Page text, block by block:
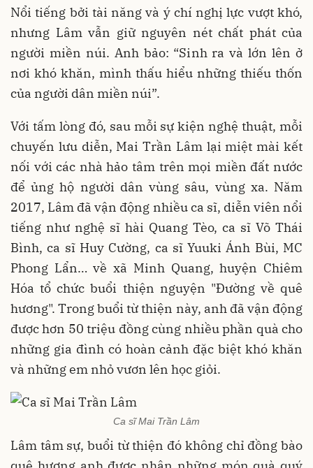
Nổi tiếng bởi tài năng và ý chí nghị lực vượt khó,
nhưng Lâm vẫn giữ nguyên nét chất phát của
người miền núi. Anh bảo: “Sinh ra và lớn lên ở
nơi khó khăn, mình thấu hiểu những thiếu thốn
của người dân miền núi”.
Với tấm lòng đó, sau mỗi sự kiện nghệ thuật, mỗi
chuyến lưu diễn, Mai Trần Lâm lại miệt mài kết
nối với các nhà hảo tâm trên mọi miền đất nước
để ủng hộ người dân vùng sâu, vùng xa. Năm
2017, Lâm đã vận động nhiều ca sĩ, diễn viên nổi
tiếng như nghệ sĩ hài Quang Tèo, ca sĩ Võ Thái
Bình, ca sĩ Huy Cường, ca sĩ Yuuki Ánh Bùi, MC
Phong Lẩn… về xã Minh Quang, huyện Chiêm
Hóa tổ chức buổi thiện nguyện "Đường về quê
hương". Trong buổi từ thiện này, anh đã vận động
được hơn 50 triệu đồng cùng nhiều phần quà cho
những gia đình có hoàn cảnh đặc biệt khó khăn
và những em nhỏ vươn lên học giỏi.
Ca sĩ Mai Trần Lâm
Lâm tâm sự, buổi từ thiện đó không chỉ đồng bào